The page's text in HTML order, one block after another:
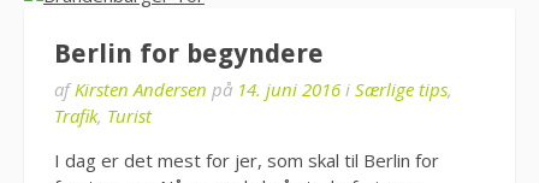
Berlin for begyndere
afKirsten Andersen på 14. juni 2016 i Særlige tips,
Trafik, Turist
I dag er det mest for jer, som skal til Berlin for